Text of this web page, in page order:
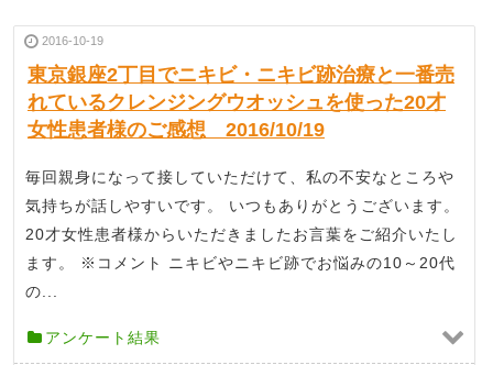
2016-10-19
東京銀座2丁目でニキビ・ニキビ跡治療と一番売
れているクレンジングウオッシュを使った20才
女性患者様のご感想 2016/10/19
毎回親身になって接していただけて、私の不安なところや
気持ちが話しやすいです。 いつもありがとうございます。
20才女性患者様からいただきましたお言葉をご紹介いたし
ます。 ※コメント ニキビやニキビ跡でお悩みの10～20代
の...
アンケート結果